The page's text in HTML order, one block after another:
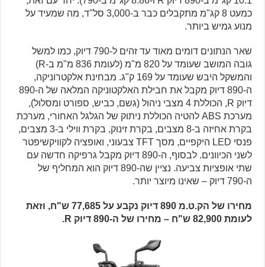
כמעט 8 קג"מ מתקבלים כבר ב-3,000 סל"ד, מה שמעיד על
מנוע גמיש ביותר.
שאר הנתונים דומים מאוד עד זהים ל-790 דיוק, כמו למשל
גובה המושב שעומד על 820 מ"מ (לעומת 836 מ"מ ב-R)
והמשקל היבש שעומד על 169 ק"ג. מבחינת אלקטרוניקה,
ה-890 דיוק מקבל את חבילת האלקטוניקה המלאה של ה-890
דיוק R, הכוללת 4 מצבי ניהול (גשם, כביש, ספורט ומסלול),
מערכת ABS להטיה הכוללת ניתוק של הגלגל האחורי, מערכת
בקרת אחיזה ב-8 מצבים, בקרת זינוק, בקרת ווילי ב-3 מצבים,
פנסי LED היקפיים, מסך TFT צבעוני, ואופציה לקוויקשיפטר
לשני הכיוונים. לבסוף, ה-890 דיוק מקבל גרפיקה חדשה עם
שתי אופציות צביעה. נציין שה-890 דיוק הוא המחליף של
ה-790 דיוק – שאינו מיוצר יותר.
מחירו של הק.ט.מ 890 דיוק נקבע על 77,685 ש"ח, וזאת
לעומת 82,900 ש"ח – מחירו של ה-890 דיוק R.